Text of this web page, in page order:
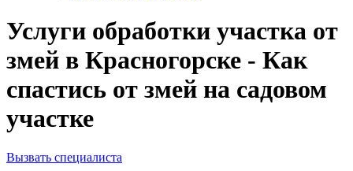
Услуги обработки участка от
змей в Красногорске - Как
спастись от змей на садовом
участке
Вызвать специалиста